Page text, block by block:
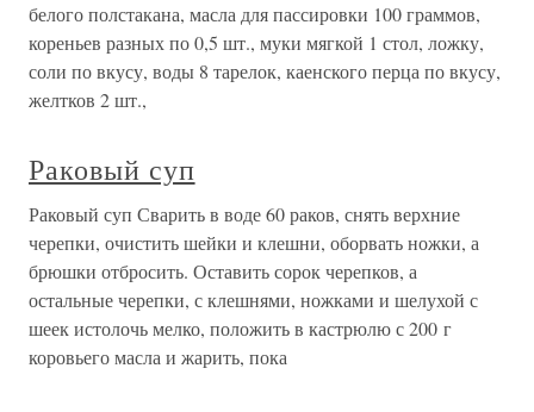
белого полстакана, масла для пассировки 100 граммов,
кореньев разных по 0,5 шт., муки мягкой 1 стол, ложку,
соли по вкусу, воды 8 тарелок, каенского перца по вкусу,
желтков 2 шт.,
Раковый суп
Раковый суп Сварить в воде 60 раков, снять верхние
черепки, очистить шейки и клешни, оборвать ножки, а
брюшки отбросить. Оставить сорок черепков, а
остальные черепки, с клешнями, ножками и шелухой с
шеек истолочь мелко, положить в кастрюлю с 200 г
коровьего масла и жарить, пока